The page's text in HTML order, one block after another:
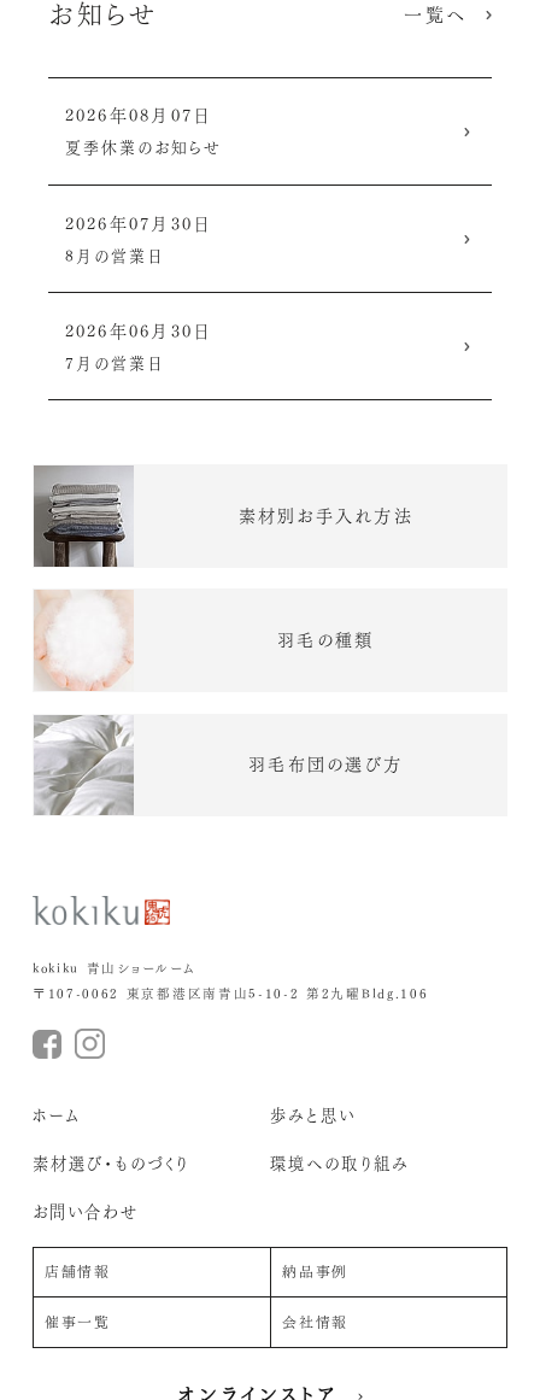
お知らせ 一覧へ
2026年08月07日
夏季休業のお知らせ
2026年07月30日
8月の営業日
2026年06月30日
7月の営業日
素材別お手入れ方法
羽毛の種類
羽毛布団の選び方
kokiku 青山ショールーム
〒107-0062 東京都港区南青山5-10-2 第2九曜Bldg.106
ホーム 歩みと思い
素材選び・ものづくり 環境への取り組み
お問い合わせ
店舗情報 納品事例
催事一覧 会社情報
オンラインストア